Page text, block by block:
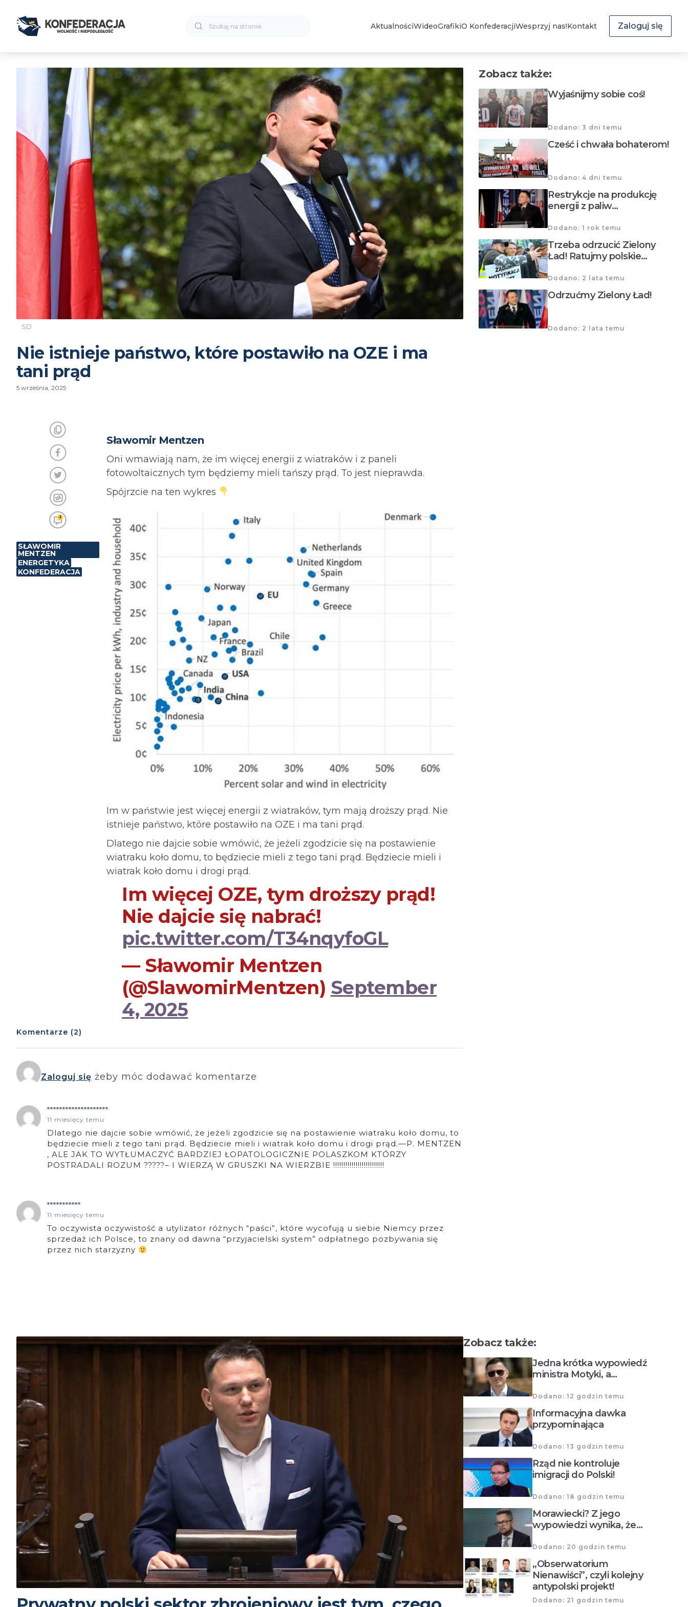
for:
AktualnościWideoGrafikiO KonfederacjiWesprzyj nas!Kontakt Zaloguj się
SD
Nie istnieje państwo, które postawiło na OZE i ma
tani prąd
5 września, 2025
2
SŁAWOMIR
MENTZEN
ENERGETYKA
KONFEDERACJA
Sławomir Mentzen
Oni wmawiają nam, że im więcej energii z wiatraków i z paneli
fotowoltaicznych tym będziemy mieli tańszy prąd. To jest nieprawda.
Spójrzcie na ten wykres
Im w państwie jest więcej energii z wiatraków, tym mają droższy prąd. Nie
istnieje państwo, które postawiło na OZE i ma tani prąd.
Dlatego nie dajcie sobie wmówić, że jeżeli zgodzicie się na postawienie
wiatraku koło domu, to będziecie mieli z tego tani prąd. Będziecie mieli i
wiatrak koło domu i drogi prąd.
Im więcej OZE, tym droższy prąd!
Nie dajcie się nabrać!
pic.twitter.com/T34nqyfoGL
— Sławomir Mentzen
(@SlawomirMentzen) September
4, 2025
Komentarze (2)
Zaloguj się żeby móc dodawać komentarze
********************
11 miesięcy temu
Dlatego nie dajcie sobie wmówić, że jeżeli zgodzicie się na postawienie wiatraku koło domu, to
będziecie mieli z tego tani prąd. Będziecie mieli i wiatrak koło domu i drogi prąd.—P. MENTZEN
, ALE JAK TO WYTŁUMACZYĆ BARDZIEJ ŁOPATOLOGICZNIE POLASZKOM KTÓRZY
POSTRADALI ROZUM ?????– I WIERZĄ W GRUSZKI NA WIERZBIE !!!!!!!!!!!!!!!!!!!!!!!!!
***********
11 miesięcy temu
To oczywista oczywistość a utylizator różnych “paści”, które wycofują u siebie Niemcy przez
sprzedaż ich Polsce, to znany od dawna “przyjacielski system” odpłatnego pozbywania się
przez nich starzyzny
Zobacz także:
Wyjaśnijmy sobie coś!
Dodano: 3 dni temu
Cześć i chwała bohaterom!
Dodano: 4 dni temu
Restrykcje na produkcję
energii z paliw…
Dodano: 1 rok temu
Trzeba odrzucić Zielony
Ład! Ratujmy polskie…
Dodano: 2 lata temu
Odrzućmy Zielony Ład!
Dodano: 2 lata temu
Zobacz także:
Jedna krótka wypowiedź
ministra Motyki, a…
Dodano: 12 godzin temu
Informacyjna dawka
przypominająca
Dodano: 13 godzin temu
Rząd nie kontroluje
imigracji do Polski!
Dodano: 18 godzin temu
Morawiecki? Z jego
wypowiedzi wynika, że…
Dodano: 20 godzin temu
„Obserwatorium
Nienawiści”, czyli kolejny
antypolski projekt!
Dodano: 21 godzin temu